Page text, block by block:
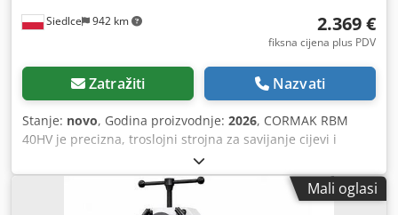
Siedlce 942 km 2.369 €
fiksna cijena plus PDV
Zatražiti Nazvati
Stanje: novo, Godina proizvodnje: 2026, CORMAK RBM
40HV je precizna, troslojni strojna za savijanje cijevi i
profila bez korištenja mandrela, namijenjena za savijanje
čeličnih cijevi, pravokutnih profila i punih materijala.
Omogućuje rad u dvije ravnine – vertikalnoj i horizontalnoj
Mali oglasi